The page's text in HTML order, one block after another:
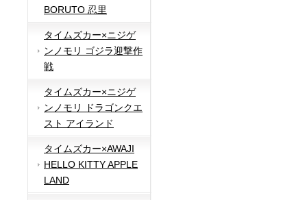
BORUTO 忍里
タイムズカー×ニジゲ
ンノモリ ゴジラ迎撃作
戦
タイムズカー×ニジゲ
ンノモリ ドラゴンクエ
スト アイランド
タイムズカー×AWAJI
HELLO KITTY APPLE
LAND